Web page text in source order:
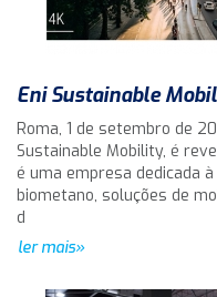
Eni Sustainable
Roma, 1 de setembro de
Sustainable Mobility, é
é uma empresa dedicada
biometano, soluções de
d
ler mais»